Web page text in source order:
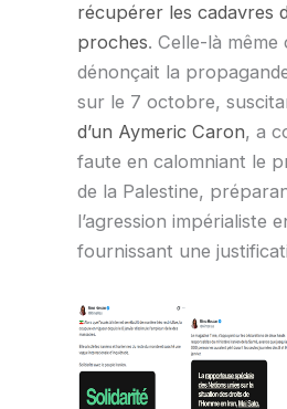
récupérer les cadavres
proches. Celle-là même
dénonçait la
sur le 7 octobre,
d’un Aymeric Caron, a
faute en calomniant le
de la Palestine,
l’agression impérialiste
fournissant une